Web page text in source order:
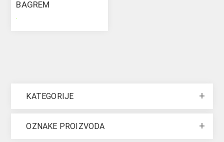
BAGREM
KATEGORIJE
OZNAKE PROIZVODA